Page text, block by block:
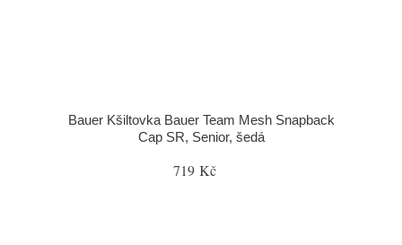
Bauer Kšiltovka Bauer Team Mesh Snapback
Cap SR, Senior, šedá
719 Kč